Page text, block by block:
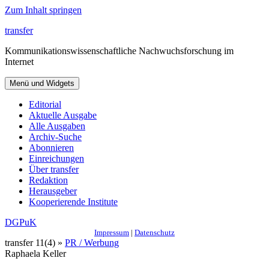
Zum Inhalt springen
transfer
Kommunikationswissenschaftliche Nachwuchsforschung im
Internet
Menü und Widgets
Editorial
Aktuelle Ausgabe
Alle Ausgaben
Archiv-Suche
Abonnieren
Einreichungen
Über transfer
Redaktion
Herausgeber
Kooperierende Institute
DGPuK
Impressum | Datenschutz
transfer 11(4) » PR / Werbung
Raphaela Keller